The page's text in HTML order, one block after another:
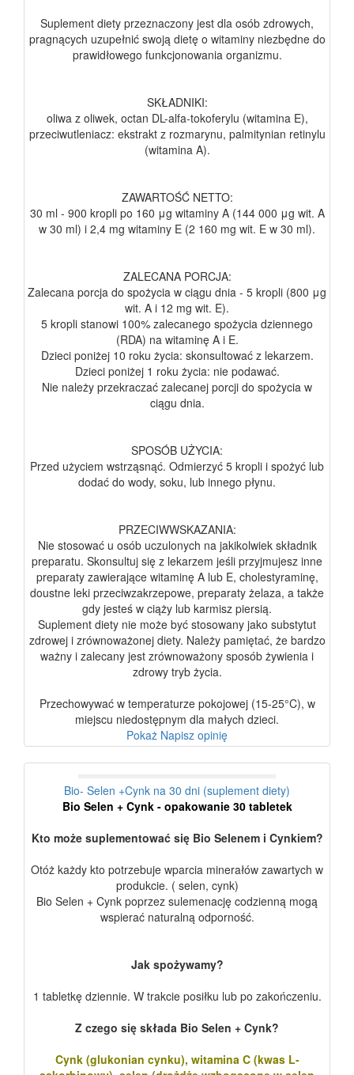
Suplement diety przeznaczony jest dla osób zdrowych,
pragnących uzupełnić swoją dietę o witaminy niezbędne do
prawidłowego funkcjonowania organizmu.
SKŁADNIKI:
oliwa z oliwek, octan DL-alfa-tokoferylu (witamina E),
przeciwutleniacz: ekstrakt z rozmarynu, palmitynian retinylu
(witamina A).
ZAWARTOŚĆ NETTO:
30 ml - 900 kropli po 160 μg witaminy A (144 000 μg wit. A
w 30 ml) i 2,4 mg witaminy E (2 160 mg wit. E w 30 ml).
ZALECANA PORCJA:
Zalecana porcja do spożycia w ciągu dnia - 5 kropli (800 μg
wit. A i 12 mg wit. E).
5 kropli stanowi 100% zalecanego spożycia dziennego
(RDA) na witaminę A i E.
Dzieci poniżej 10 roku życia: skonsultować z lekarzem.
Dzieci poniżej 1 roku życia: nie podawać.
Nie należy przekraczać zalecanej porcji do spożycia w
ciągu dnia.
SPOSÓB UŻYCIA:
Przed użyciem wstrząsnąć. Odmierzyć 5 kropli i spożyć lub
dodać do wody, soku, lub innego płynu.
PRZECIWWSKAZANIA:
Nie stosować u osób uczulonych na jakikolwiek składnik
preparatu. Skonsultuj się z lekarzem jeśli przyjmujesz inne
preparaty zawierające witaminę A lub E, cholestyraminę,
doustne leki przeciwzakrzepowe, preparaty żelaza, a także
gdy jesteś w ciąży lub karmisz piersią.
Suplement diety nie może być stosowany jako substytut
zdrowej i zrównoważonej diety. Należy pamiętać, że bardzo
ważny i zalecany jest zrównoważony sposób żywienia i
zdrowy tryb życia.
Przechowywać w temperaturze pokojowej (15-25°C), w
miejscu niedostępnym dla małych dzieci.
Pokaż Napisz opinię
Bio- Selen +Cynk na 30 dni (suplement diety)
Bio Selen + Cynk - opakowanie 30 tabletek
Kto może suplementować się Bio Selenem i Cynkiem?
Otóż każdy kto potrzebuje wparcia minerałów zawartych w
produkcie. ( selen, cynk)
Bio Selen + Cynk poprzez sulemenację codzienną mogą
wspierać naturalną odporność.
Jak spożywamy?
1 tabletkę dziennie. W trakcie posiłku lub po zakończeniu.
Z czego się składa Bio Selen + Cynk?
Cynk (glukonian cynku), witamina C (kwas L-